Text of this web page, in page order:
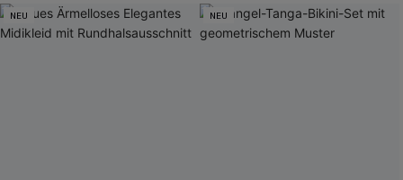
NEU NEU